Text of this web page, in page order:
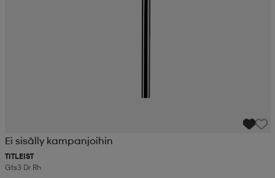
Ei sisälly kampanjoihin
TITLEIST
Gts3 Dr Rh